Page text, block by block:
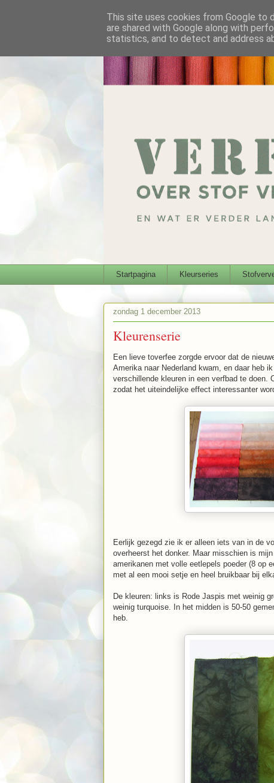
Startpagina Kleurseries
zondag 1 december 2013
Kleurenserie
Een lieve toverfee zorgde ervoor dat de
Amerika naar Nederland kwam, en daar heb
verschillende kleuren in een verfbad te doen.
zodat het uiteindelijke effect interessanter
Eerlijk gezegd zie ik er alleen iets van in de
overheerst het donker. Maar misschien is
amerikanen met volle eetlepels poeder (8 op
met al een mooi setje en heel bruikbaar bij
De kleuren: links is Rode Jaspis met weinig
weinig turquoise. In het midden is 50-50
heb.
This site uses cookies from Google to
are shared with Google along with
statistics, and to detect and address